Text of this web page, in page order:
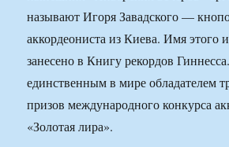
называют Игоря Завадского —
аккордеониста из Киева. Имя этого
занесено в Книгу рекордов
единственным в мире обладателем
призов международного конкурса
«Золотая лира».